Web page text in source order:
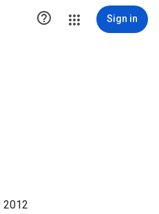
 Sign in
2012